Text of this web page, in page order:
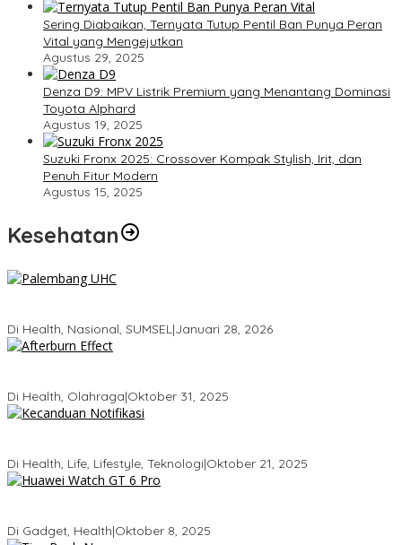
Sering Diabaikan, Ternyata Tutup Pentil Ban Punya Peran
Vital yang Mengejutkan
Agustus 29, 2025
Denza D9: MPV Listrik Premium yang Menantang Dominasi
Toyota Alphard
Agustus 19, 2025
Suzuki Fronx 2025: Crossover Kompak Stylish, Irit, dan
Penuh Fitur Modern
Agustus 15, 2025
Kesehatan
Di Health, Nasional, SUMSEL|Januari 28, 2026
Di Health, Olahraga|Oktober 31, 2025
Di Health, Life, Lifestyle, Teknologi|Oktober 21, 2025
Di Gadget, Health|Oktober 8, 2025